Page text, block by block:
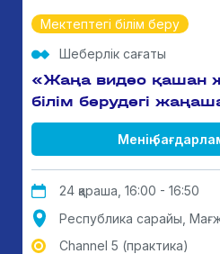
Мектептегі білім беру
Шеберлік сағаты
«Жаңа видео қашан
білім берудегі
Менің
24 қараша, 16:00 - 16:50
Республика сарайы,
Channel 5 (практика)